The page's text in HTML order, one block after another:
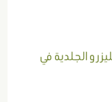
و الجلدية في